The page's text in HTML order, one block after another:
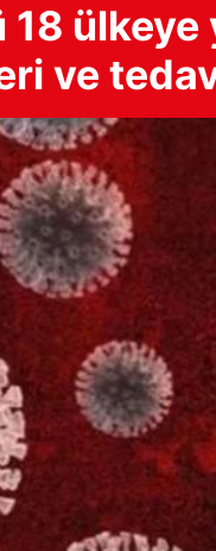
ülkeye
ve